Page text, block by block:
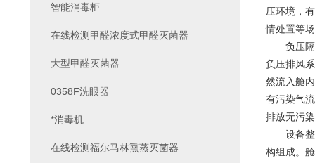
压环境，
情处置等
负压隔离
负压排风
然流入舱
有污染气
排放无污
设备整体
构组成。
智能消毒柜
在线检测甲醛浓度式甲醛灭菌器
大型甲醛灭菌器
0358F洗眼器
*消毒机
在线检测福尔马林熏蒸灭菌器